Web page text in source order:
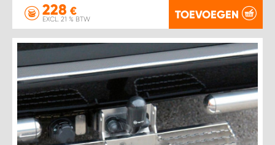
228 €
EXCL. 21 % BTW TOEVOEGEN